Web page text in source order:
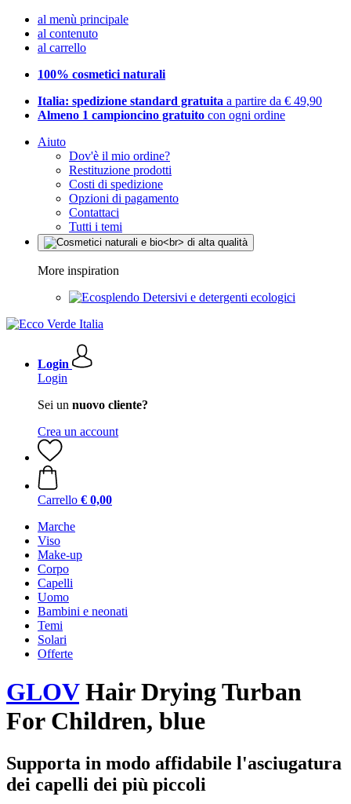
al menù principale
al contenuto
al carrello
100% cosmetici naturali
Italia: spedizione standard gratuita a partire da € 49,90
Almeno 1 campioncino gratuito con ogni ordine
Aiuto
Dov'è il mio ordine?
Restituzione prodotti
Costi di spedizione
Opzioni di pagamento
Contattaci
Tutti i temi
More inspiration
Detersivi e detergenti ecologici
Login
Login
Sei un nuovo cliente?
Crea un account
Carrello € 0,00
Marche
Viso
Make-up
Corpo
Capelli
Uomo
Bambini e neonati
Temi
Solari
Offerte
GLOVHair Drying Turban
For Children, blue
Supporta in modo affidabile l'asciugatura
dei capelli dei più piccoli